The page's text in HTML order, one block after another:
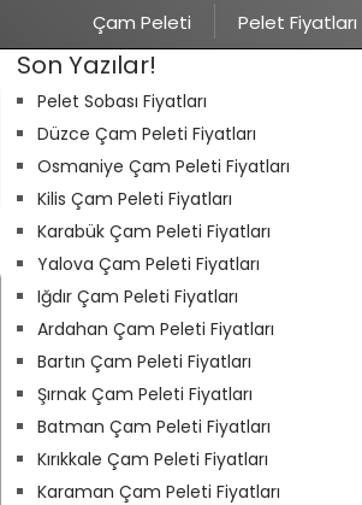
Çam Peleti Pelet Fiyatları
Son Yazılar!
Pelet Sobası Fiyatları
Düzce Çam Peleti Fiyatları
Osmaniye Çam Peleti Fiyatları
Kilis Çam Peleti Fiyatları
Karabük Çam Peleti Fiyatları
Yalova Çam Peleti Fiyatları
Iğdır Çam Peleti Fiyatları
Ardahan Çam Peleti Fiyatları
Bartın Çam Peleti Fiyatları
Şırnak Çam Peleti Fiyatları
Batman Çam Peleti Fiyatları
Kırıkkale Çam Peleti Fiyatları
Karaman Çam Peleti Fiyatları